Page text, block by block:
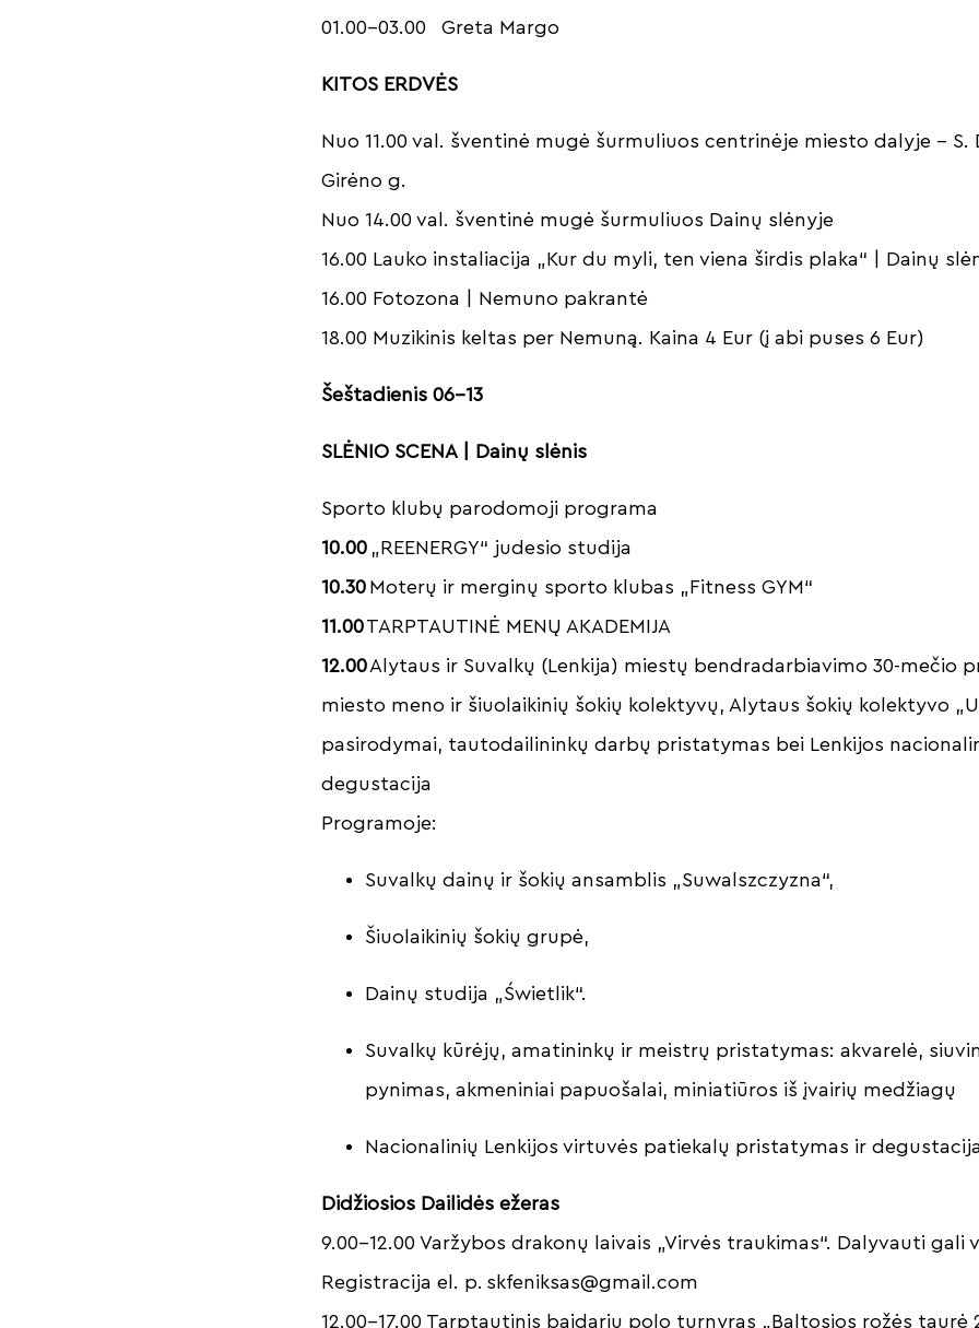
01.00–03.00 Greta Margo
KITOS ERDVĖS
Nuo 11.00 val. šventinė mugė šurmuliuos centrinėje miesto dalyje – S.
Girėno g.
Nuo 14.00 val. šventinė mugė šurmuliuos Dainų slėnyje
16.00 Lauko instaliacija „Kur du myli, ten viena širdis plaka“ | Dainų
16.00 Fotozona | Nemuno pakrantė
18.00 Muzikinis keltas per Nemuną. Kaina 4 Eur (į abi puses 6 Eur)
Šeštadienis 06-13
SLĖNIO SCENA | Dainų slėnis
Sporto klubų parodomoji programa
10.00 „REENERGY“ judesio studija
10.30 Moterų ir merginų sporto klubas „Fitness GYM“
11.00TARPTAUTINĖ MENŲ AKADEMIJA
12.00Alytaus ir Suvalkų (Lenkija) miestų bendradarbiavimo 30-mečio
miesto meno ir šiuolaikinių šokių kolektyvų, Alytaus šokių kolektyvo
pasirodymai, tautodailininkų darbų pristatymas bei Lenkijos
degustacija
Programoje:
Suvalkų dainų ir šokių ansamblis „Suwalszczyzna“,
Šiuolaikinių šokių grupė,
Dainų studija „Świetlik“.
Suvalkų kūrėjų, amatininkų ir meistrų pristatymas: akvarelė,
pynimas, akmeniniai papuošalai, miniatiūros iš įvairių medžiagų
Nacionalinių Lenkijos virtuvės patiekalų pristatymas ir
Didžiosios Dailidės ežeras
9.00–12.00 Varžybos drakonų laivais „Virvės traukimas“. Dalyvauti gali
Registracija el. p. skfeniksas@gmail.com
12.00–17.00 Tarptautinis baidarių polo turnyras „Baltosios rožės taurė